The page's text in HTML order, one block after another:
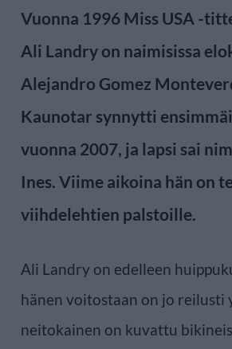
Vuonna 1996 Miss USA -
Ali Landry on naimisissa
Alejandro Gomez
Kaunotar synnytti
vuonna 2007, ja lapsi sai
Ines. Viime aikoina hän on
viihdelehtien palstoille.
Ali Landry on edelleen
hänen voitostaan on jo reilusti
neitokainen on kuvattu